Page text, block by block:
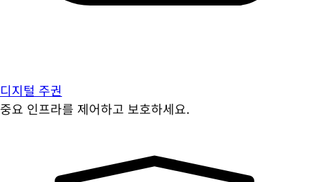
디지털 주권
중요 인프라를 제어하고 보호하세요.